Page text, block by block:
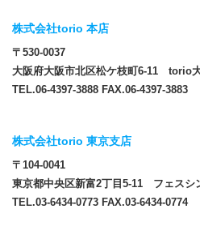
株式会社torio 本店
〒530-0037
大阪府大阪市北区松ケ枝町6-11 torio
TEL.06-4397-3888 FAX.06-4397-3883
株式会社torio 東京支店
〒104-0041
東京都中央区新富2丁目5-11 フェスシ
TEL.03-6434-0773 FAX.03-6434-0774